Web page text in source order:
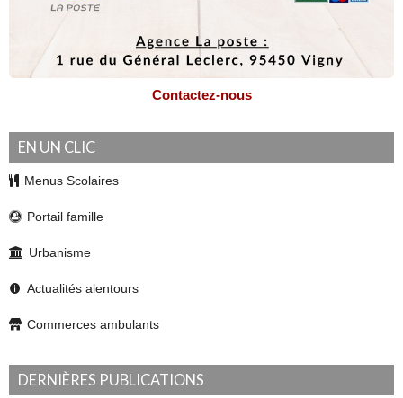
Contactez-nous
EN UN CLIC
Menus Scolaires
Portail famille
Urbanisme
Actualités alentours
Commerces ambulants
DERNIÈRES PUBLICATIONS